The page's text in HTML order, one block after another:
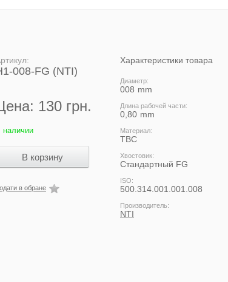
008-FG (NTI)
130 грн.
наличии
в обране
Характеристики товара
Диаметр:
008
Длина рабочей части:
0,80
Материал:
ТВС
Хвостовик:
Cтандартный FG
ISO:
500.314.001.001.008
Производитель:
NTI